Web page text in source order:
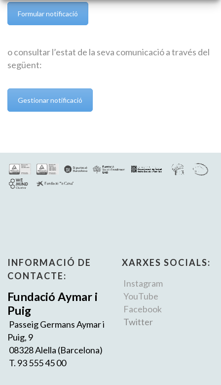
Formular notificació
o consultar l’estat de la seva comunicació a través del
següent:
Gestionar notificació
INFORMACIÓ DE
CONTACTE:
Fundació Aymar i
Puig
Passeig Germans Aymar i
Puig, 9
08328 Alella (Barcelona)
T. 93 555 45 00
XARXES SOCIALS:
Instagram
YouTube
Facebook
Twitter